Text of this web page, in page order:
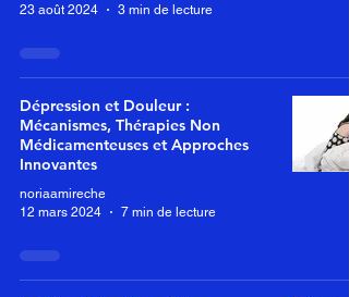
23 août 2024
3 min de lecture
Dépression et Douleur :
Mécanismes, Thérapies Non
Médicamenteuses et Approches
Innovantes
noriaamireche
12 mars 2024
7 min de lecture